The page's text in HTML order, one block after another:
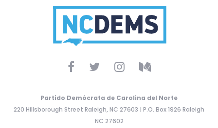
Partido Demócrata de Carolina del Norte
220 Hillsborough Street Raleigh, NC 27603 | P.O. Box 1926 Raleigh
NC 27602